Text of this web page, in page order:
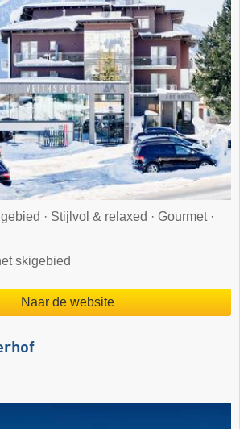
· Stijlvol & relaxed · Gourmet ·
skigebied
Naar de website